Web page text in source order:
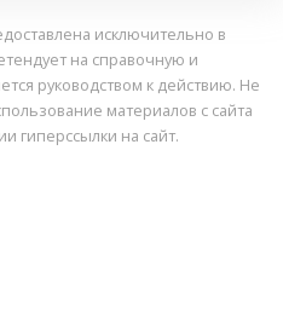
исключительно в
на справочную и
руководством к действию. Не
материалов с сайта
гиперссылки на сайт.